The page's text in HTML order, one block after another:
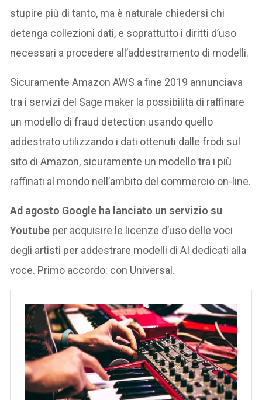
stupire più di tanto, ma è naturale chiedersi chi
detenga collezioni dati, e soprattutto i diritti d’uso
necessari a procedere all’addestramento di modelli.
Sicuramente Amazon AWS a fine 2019 annunciava
tra i servizi del Sage maker la possibilità di raffinare
un modello di fraud detection usando quello
addestrato utilizzando i dati ottenuti dalle frodi sul
sito di Amazon, sicuramente un modello tra i più
raffinati al mondo nell’ambito del commercio on-line.
Ad agosto Google ha lanciato un servizio su
Youtube per acquisire le licenze d’uso delle voci
degli artisti per addestrare modelli di AI dedicati alla
voce. Primo accordo: con Universal.